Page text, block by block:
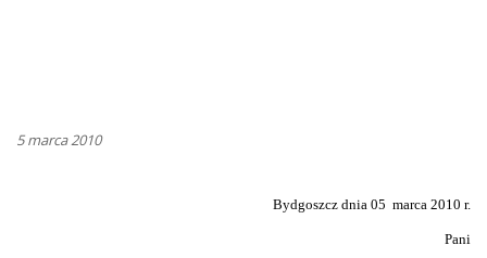
5 marca 2010
Bydgoszcz dnia 05 marca 2010 r.
Pani